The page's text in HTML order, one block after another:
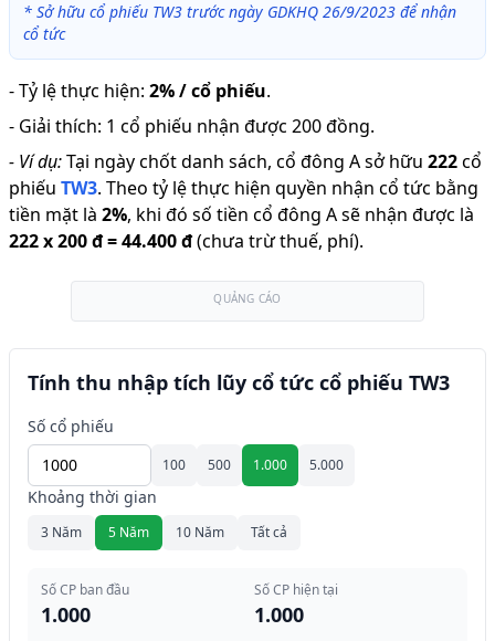
* Sở hữu cổ phiếu TW3 trước ngày GDKHQ 26/9/2023 để nhận
cổ tức
-Tỷ lệ thực hiện: 2% / cổ phiếu.
- Giải thích: 1 cổ phiếu nhận được 200 đồng.
- Ví dụ:Tại ngày chốt danh sách, cổ đông A sở hữu 222cổ
phiếu TW3. Theo tỷ lệ thực hiện quyền nhận cổ tức bằng
tiền mặt là 2%, khi đó số tiền cổ đông A sẽ nhận được là
222x200 đ=44.400 đ(chưa trừ thuế, phí).
QUẢNG CÁO
Tính thu nhập tích lũy cổ tức cổ phiếu TW3
Số cổ phiếu
100 500 1.000 5.000
Khoảng thời gian
3 Năm 5 Năm 10 Năm Tất cả
Số CP ban đầu
1.000
Số CP hiện tại
1.000